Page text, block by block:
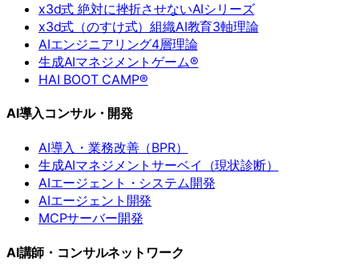
x3d式 絶対に挫折させないAIシリーズ
x3d式（のすけ式）組織AI教育3軸理論
AIエンジニアリング4層理論
生成AIマネジメントゲーム®
HAI BOOT CAMP®
AI導入コンサル・開発
AI導入・業務改善（BPR）
生成AIマネジメントサーベイ（現状診断）
AIエージェント・システム開発
AIエージェント開発
MCPサーバー開発
AI講師・コンサルネットワーク